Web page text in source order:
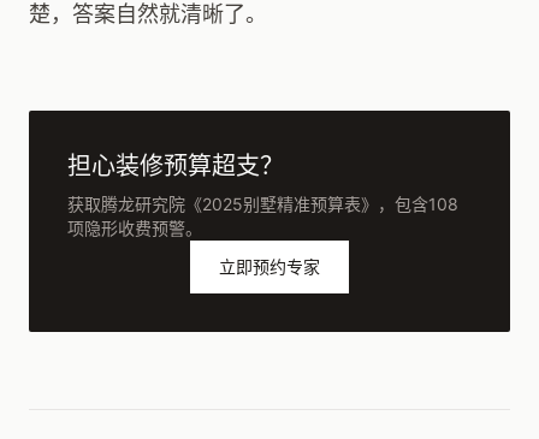
楚，答案自然就清晰了。
担心装修预算超支？
获取腾龙研究院《2025别墅精准预算表》，包含108
项隐形收费预警。
立即预约专家